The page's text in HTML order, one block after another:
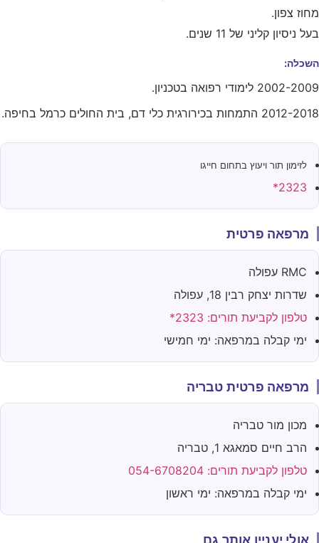
צפון.
ניסיון קליני של 11 שנים.
2009 לימודי רפואה בטכניון.
2018 התמחות בכירורגית כלי דם, בית החולים כרמל בחיפה.
לזימון תור ויעוץ בתחום חייגו
2323*
מרפאה פרטית
RMC עפולה
שדרות יצחק רבין 18, עפולה
טלפון לקביעת תורים: 2323*
ימי קבלה במרפאה: ימי חמישי
מרפאה פרטית טבריה
מכון מור טבריה
הרב חיים סמאגא 1, טבריה
טלפון לקביעת תורים: 054-6708204
ימי קבלה במרפאה: ימי ראשון
אולי יעניין אותך גם